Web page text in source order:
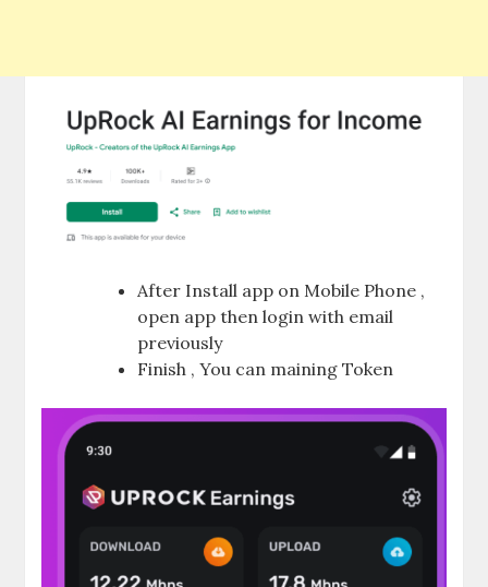
After Install app on Mobile Phone ,
open app then login with email
previously
Finish , You can maining Token